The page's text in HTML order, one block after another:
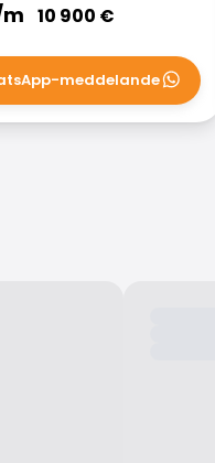
m 10 900 €
WhatsApp
meddelande